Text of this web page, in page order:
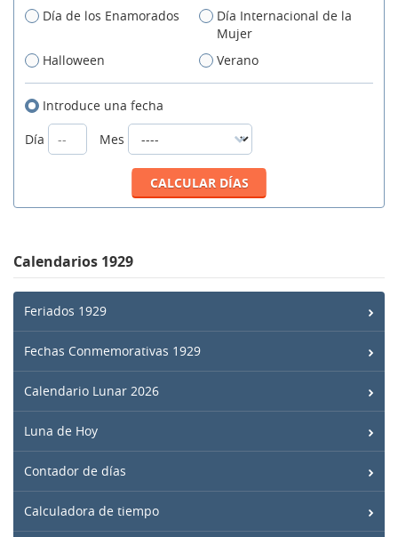
Día de los Enamorados
Día Internacional de la
Mujer
Halloween
Verano
Introduce una fecha
Día
Mes
Calendarios 1929
Feriados 1929
Fechas Conmemorativas 1929
Calendario Lunar 2026
Luna de Hoy
Contador de días
Calculadora de tiempo